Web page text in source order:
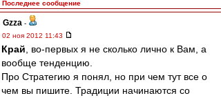
Последнее сообщение
Gzza -
02 ноя 2012 11:43
Край , во-первых я не сколько лично к Вам, а
вообще тенденцию.
Про Стратегию я понял, но при чем тут все о
чем вы пишите. Традиции начинаются со